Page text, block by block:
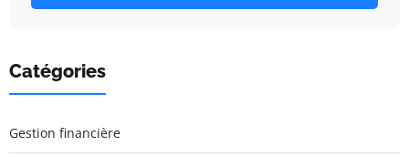
Catégories
Gestion financière